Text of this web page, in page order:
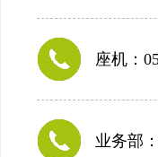
座机：
业务部